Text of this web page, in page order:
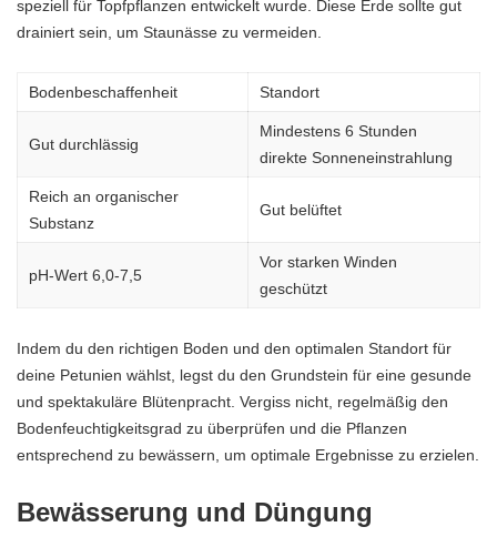
speziell für Topfpflanzen entwickelt wurde. Diese Erde sollte gut
drainiert sein, um Staunässe zu vermeiden.
Bodenbeschaffenheit Standort
Gut durchlässig
Mindestens 6 Stunden
direkte Sonneneinstrahlung
Reich an organischer
Substanz
Gut belüftet
pH-Wert 6,0-7,5
Vor starken Winden
geschützt
Indem du den richtigen Boden und den optimalen Standort für
deine Petunien wählst, legst du den Grundstein für eine gesunde
und spektakuläre Blütenpracht. Vergiss nicht, regelmäßig den
Bodenfeuchtigkeitsgrad zu überprüfen und die Pflanzen
entsprechend zu bewässern, um optimale Ergebnisse zu erzielen.
Bewässerung und Düngung